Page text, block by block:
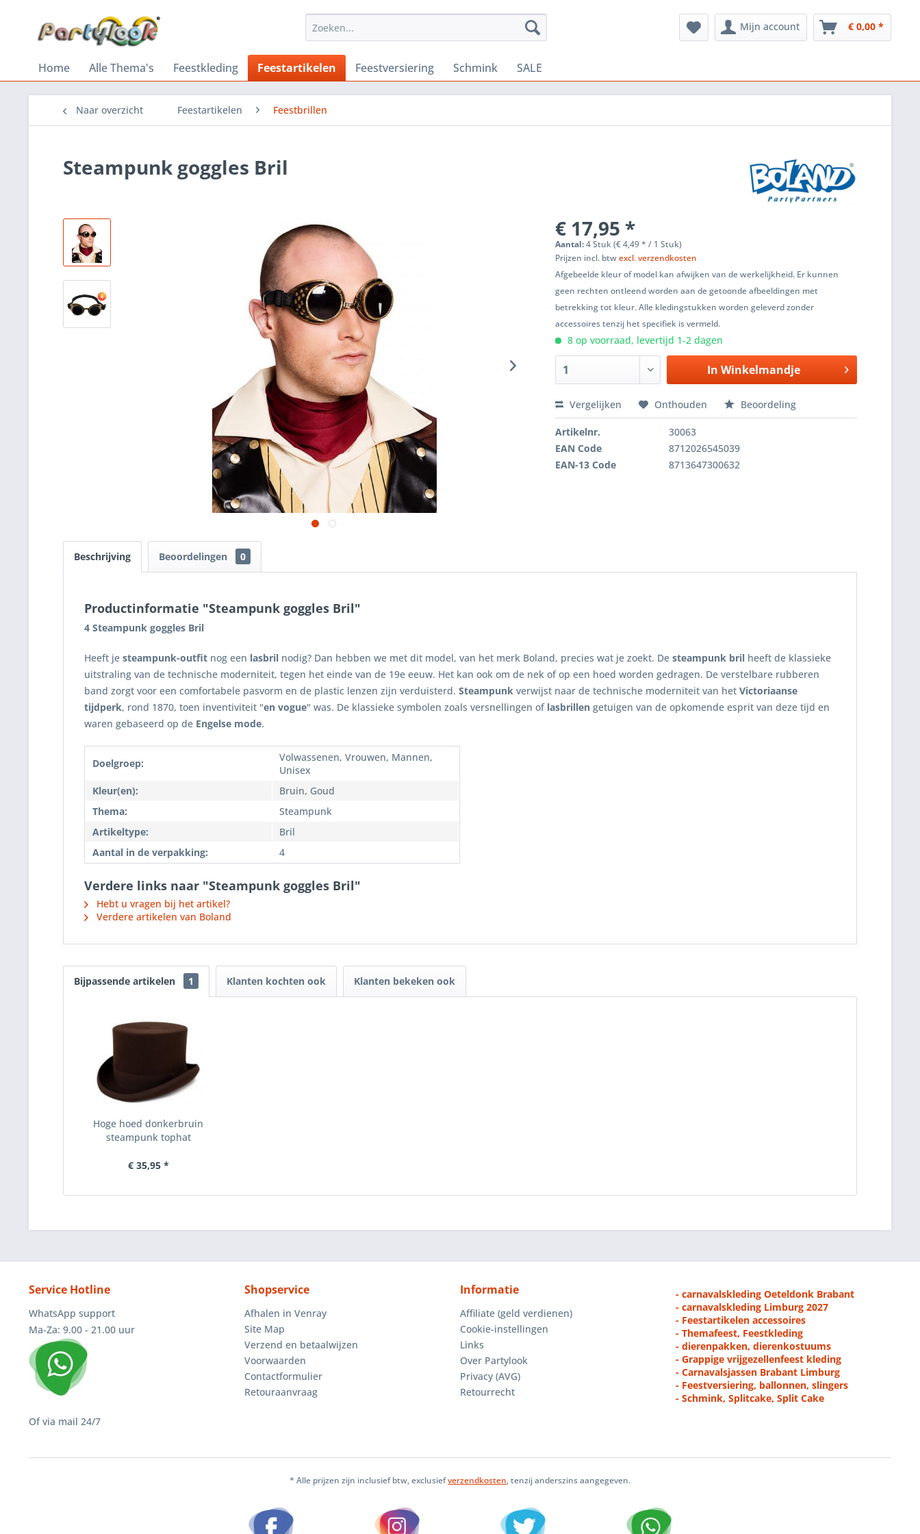
Mijn account € 0,00 *
Home Alle Thema's Feestkleding Feestartikelen Feestversiering Schmink SALE
Naar overzicht Feestartikelen Feestbrillen
Steampunk goggles Bril
€ 17,95 *
Aantal:4 Stuk (€ 4,49 * / 1 Stuk)
Prijzen incl. btwexcl. verzendkosten
Afgebeelde kleur of model kan afwijken van de werkelijkheid. Er kunnen
geen rechten ontleend worden aan de getoonde afbeeldingen met
betrekking tot kleur. Alle kledingstukken worden geleverd zonder
accessoires tenzij het specifiek is vermeld.
8 op voorraad, levertijd 1-2 dagen
In Winkelmandje
Vergelijken Onthouden Beoordeling
Artikelnr.
30063
EAN Code
8712026545039
EAN-13 Code
8713647300632
Beschrijving Beoordelingen 0
Productinformatie "Steampunk goggles Bril"
4 Steampunk goggles Bril
Heeft je steampunk-outfit nog een lasbril nodig? Dan hebben we met dit model, van het merk Boland, precies wat je zoekt. De steampunk bril heeft de klassieke
uitstraling van de technische moderniteit, tegen het einde van de 19e eeuw. Het kan ook om de nek of op een hoed worden gedragen. De verstelbare rubberen
band zorgt voor een comfortabele pasvorm en de plastic lenzen zijn verduisterd. Steampunk verwijst naar de technische moderniteit van het Victoriaanse
tijdperk, rond 1870, toen inventiviteit "en vogue" was. De klassieke symbolen zoals versnellingen of lasbrillen getuigen van de opkomende esprit van deze tijd en
waren gebaseerd op de Engelse mode.
Doelgroep:
Volwassenen, Vrouwen, Mannen,
Unisex
Kleur(en):
Bruin, Goud
Thema:
Steampunk
Artikeltype:
Bril
Aantal in de verpakking:
4
Verdere links naar "Steampunk goggles Bril"
Hebt u vragen bij het artikel?
Verdere artikelen van Boland
Bijpassende artikelen 1 Klanten kochten ook Klanten bekeken ook
Hoge hoed donkerbruin
steampunk tophat
€ 35,95 *
Service Hotline
WhatsApp support
Ma-Za: 9.00 - 21.00 uur
Of via mail 24/7
Shopservice
Afhalen in Venray
Site Map
Verzend en betaalwijzen
Voorwaarden
Contactformulier
Retouraanvraag
Informatie
Affiliate (geld verdienen)
Cookie-instellingen
Links
Over Partylook
Privacy (AVG)
Retourrecht
- carnavalskleding Oeteldonk Brabant
- carnavalskleding Limburg 2027
- Feestartikelen accessoires
- Themafeest, Feestkleding
- dierenpakken, dierenkostuums
- Grappige vrijgezellenfeest kleding
- Carnavalsjassen Brabant Limburg
- Feestversiering, ballonnen, slingers
- Schmink, Splitcake, Split Cake
* Alle prijzen zijn inclusief btw, exclusiefverzendkosten, tenzij anderszins aangegeven.